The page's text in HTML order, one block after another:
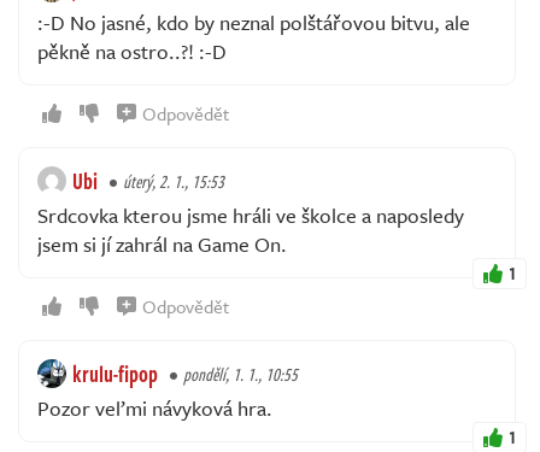
:-D No jasné, kdo by neznal polštářovou bitvu, ale
pěkně na ostro..?! :-D
Odpovědět
Ubi úterý, 2. 1., 15:53
Srdcovka kterou jsme hráli ve školce a naposledy
jsem si jí zahrál na Game On.
1
Odpovědět
krulu-fipop pondělí, 1. 1., 10:55
Pozor veľmi návyková hra.
1